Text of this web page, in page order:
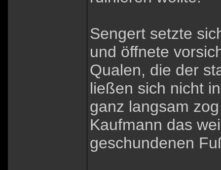
Sengert setzte
und öffnete
Qualen, die der
ließen sich nicht
ganz langsam
Kaufmann das
geschundenen